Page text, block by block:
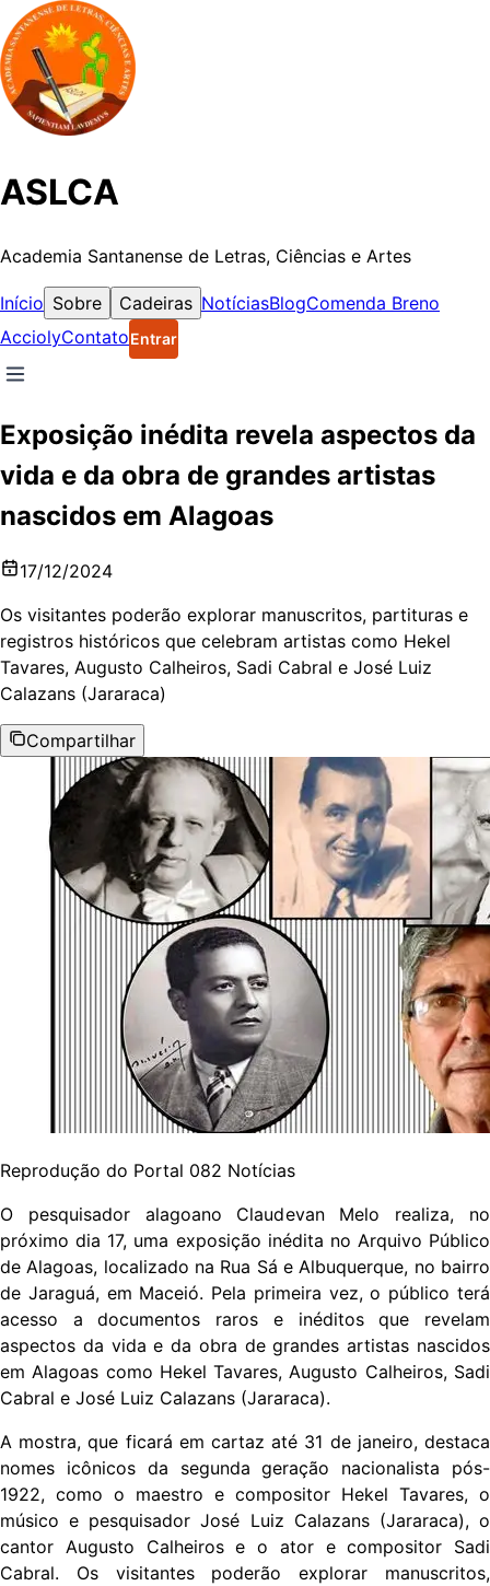
ASLCA
Academia Santanense de Letras, Ciências e Artes
Início Sobre Cadeiras NotíciasBlogComenda Breno
AcciolyContatoEntrar
Exposição inédita revela aspectos da
vida e da obra de grandes artistas
nascidos em Alagoas
17/12/2024
Os visitantes poderão explorar manuscritos, partituras e
registros históricos que celebram artistas como Hekel
Tavares, Augusto Calheiros, Sadi Cabral e José Luiz
Calazans (Jararaca)
Compartilhar
Reprodução do Portal 082 Notícias
O pesquisador alagoano Claudevan Melo realiza, no
próximo dia 17, uma exposição inédita no Arquivo Público
de Alagoas, localizado na Rua Sá e Albuquerque, no bairro
de Jaraguá, em Maceió. Pela primeira vez, o público terá
acesso a documentos raros e inéditos que revelam
aspectos da vida e da obra de grandes artistas nascidos
em Alagoas como Hekel Tavares, Augusto Calheiros, Sadi
Cabral e José Luiz Calazans (Jararaca).
A mostra, que ficará em cartaz até 31 de janeiro, destaca
nomes icônicos da segunda geração nacionalista pós-
1922, como o maestro e compositor Hekel Tavares, o
músico e pesquisador José Luiz Calazans (Jararaca), o
cantor Augusto Calheiros e o ator e compositor Sadi
Cabral. Os visitantes poderão explorar manuscritos,